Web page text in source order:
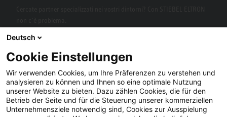
Deutsch
Cookie Einstellungen
Wir verwenden Cookies, um Ihre Präferenzen zu verstehen und
analysieren zu können und Ihnen so eine optimale Nutzung
unserer Website zu bieten. Dazu zählen Cookies, die für den
Betrieb der Seite und für die Steuerung unserer kommerziellen
Unternehmensziele notwendig sind, Cookies zur Ausspielung